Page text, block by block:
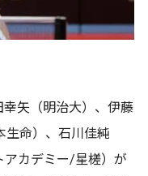
矢（明治大）、伊藤
生命）、石川佳純
アカデミー/星槎）が